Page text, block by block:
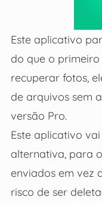
Este aplicativo
do que o
recuperar fotos,
de arquivos sem
versão Pro.
Este aplicativo
alternativa, para
enviados em vez
risco de ser